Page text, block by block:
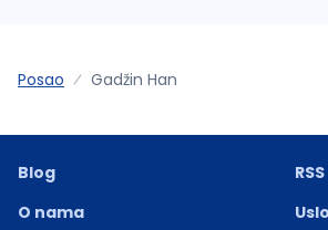
Posao Gadžin Han
Blog
O nama
RSS